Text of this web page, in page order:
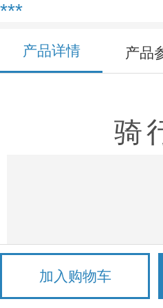
***
产品详情 产品
骑
加入购物车